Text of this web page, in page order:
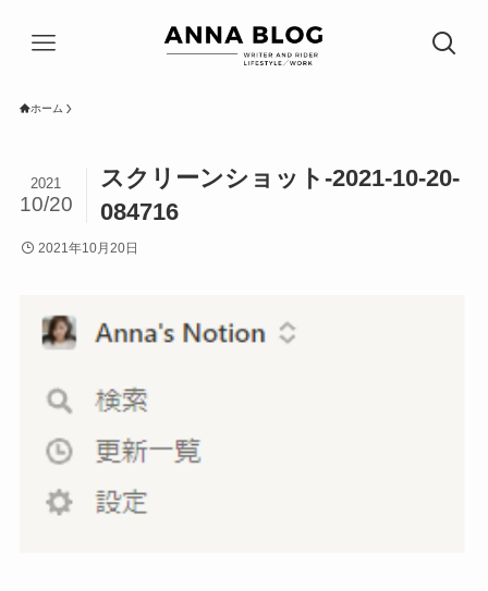
ホーム
スクリーンショット-2021-10-20-
084716
2021
10/20
2021年10月20日